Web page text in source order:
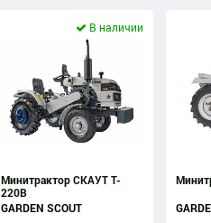
В наличии
Минитрактор СКАУТ T-
220B
GARDEN SCOUT